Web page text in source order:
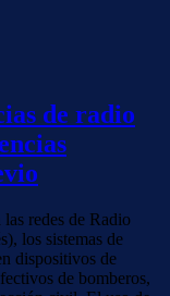
de radio
las redes de Radio
los sistemas de
dispositivos de
de bomberos,